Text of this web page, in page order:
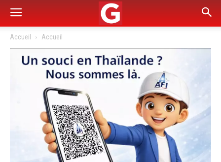
Accueil Accueil